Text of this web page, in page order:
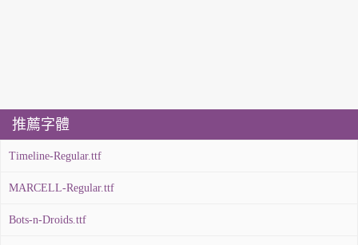
推薦字體
Timeline-Regular.ttf
MARCELL-Regular.ttf
Bots-n-Droids.ttf